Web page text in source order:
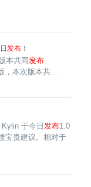
发布 ！
本共同发布
，本次版本共...
Kylin 于今日发布1.0
宝贵建议。相对于